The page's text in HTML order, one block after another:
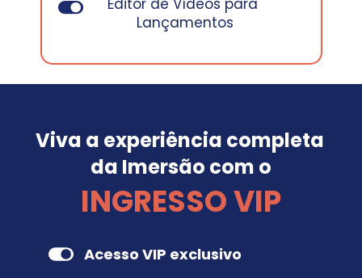
Editor de Vídeos para
Lançamentos
Viva a experiência completa
da Imersão com o
INGRESSO VIP
Acesso VIP exclusivo